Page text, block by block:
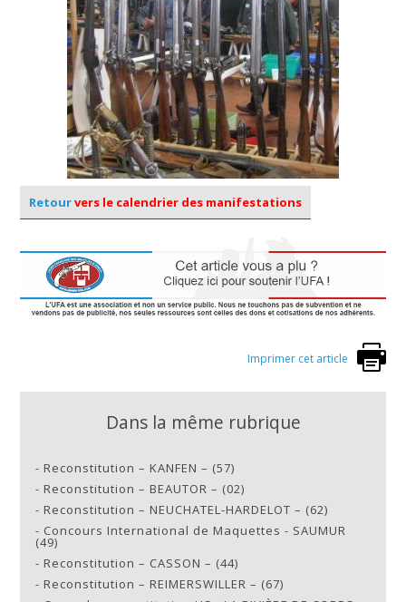
Retourvers le calendrier des manifestations
Imprimer cet article
Dans la même rubrique
-Reconstitution – KANFEN – (57)
-Reconstitution – BEAUTOR – (02)
-Reconstitution – NEUCHATEL-HARDELOT – (62)
- Concours International de Maquettes - SAUMUR
(49)
-Reconstitution – CASSON – (44)
-Reconstitution – REIMERSWILLER – (67)